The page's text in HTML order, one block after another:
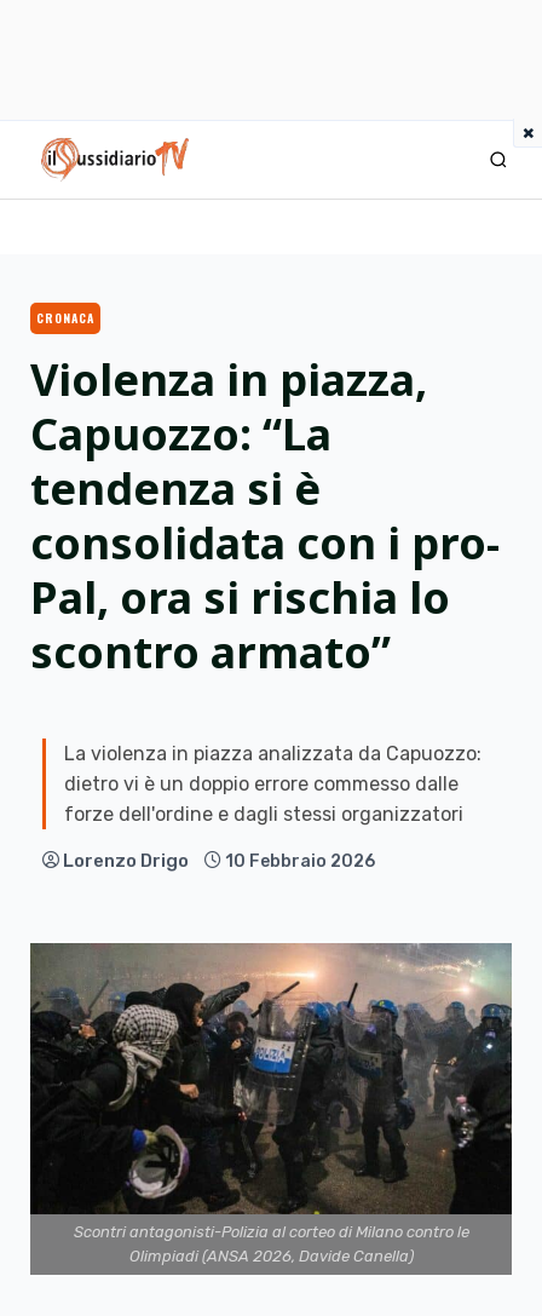
×
IlSussidiario TV
CRONACA
Violenza in piazza,
Capuozzo: “La
tendenza si è
consolidata con i pro-
Pal, ora si rischia lo
scontro armato”
La violenza in piazza analizzata da Capuozzo:
dietro vi è un doppio errore commesso dalle
forze dell'ordine e dagli stessi organizzatori
Lorenzo Drigo 10 Febbraio 2026
Scontri antagonisti-Polizia al corteo di Milano contro le
Olimpiadi (ANSA 2026, Davide Canella)